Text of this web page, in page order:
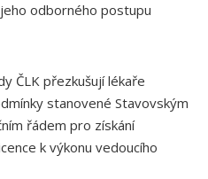
odborného postupu
ČLK přezkušují lékaře
stanovené Stavovským
řádem pro získání
k výkonu vedoucího